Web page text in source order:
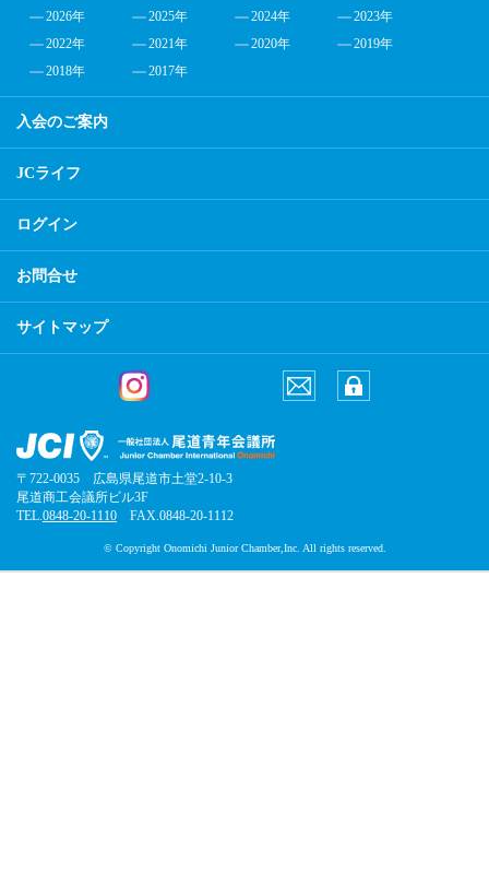
2026年 2025年 2024年
2023年
2022年
2021年 2020年
2019年
2018年
2017年
入会のご案内
JCライフ
ログイン
お問合せ
サイトマップ
〒722-0035 広島県尾道市土堂2-10-3
尾道商工会議所ビル3F
TEL.0848-20-1110 FAX.0848-20-1112
© Copyright Onomichi Junior Chamber,Inc. All rights reserved.